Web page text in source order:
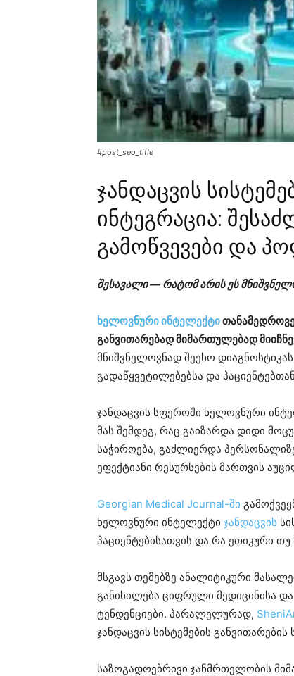
#post_seo_title
ჯანდაცვის
ინტეგრაცია:
გამოწვევები და
შესავალი — რატომ არის ეს
ხელოვნური ინტელექტი
განვითარებად მიმართულებად
მნიშვნელოვნად შეეხო
გადაწყვეტილებებსა და
ჯანდაცვის სფეროში ხელოვნური
მას შემდეგ, რაც გაიზარდა დიდი
საჭიროება, გაძლიერდა
ეფექტიანი რესურსების მართვის
Georgian Medical Journal-ში
ხელოვნური ინტელექტი ჯანდაცვის
პაციენტებისათვის და რა ეთიკური
მსგავს თემებზე ანალიტიკური
განიხილება ციფრული მედიცინისა
ტენდენციები. პარალელურად,
ჯანდაცვის სისტემების განვითარების
საზოგადოებრივი ჯანმრთელობის